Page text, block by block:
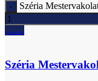
Széria
Ajánlatkérés
Széria